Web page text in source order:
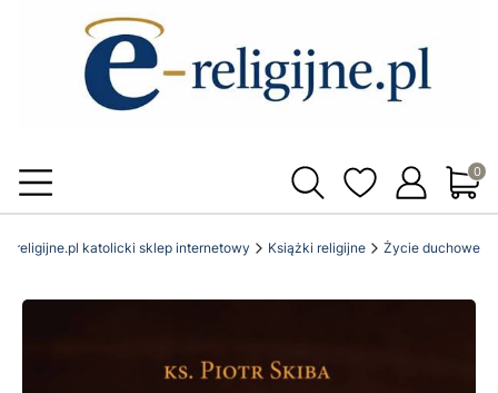
e-religijne.pl katolicki sklep internetowy Książki religijne Życie duchowe